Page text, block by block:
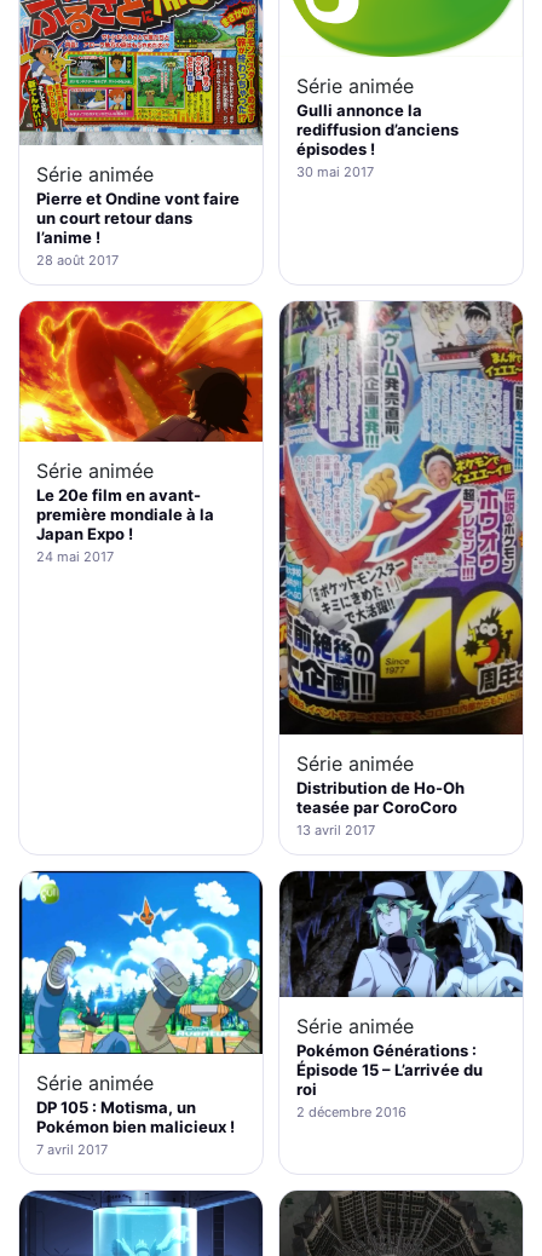
Série animée
Pierre et Ondine vont faire
un court retour dans
l’anime !
28 août 2017
Série animée
Gulli annonce la
rediffusion d’anciens
épisodes !
30 mai 2017
Série animée
Le 20e film en avant-
première mondiale à la
Japan Expo !
24 mai 2017
Série animée
Distribution de Ho-Oh
teasée par CoroCoro
13 avril 2017
Série animée
DP 105 : Motisma, un
Pokémon bien malicieux !
7 avril 2017
Série animée
Pokémon Générations :
Épisode 15 – L’arrivée du
roi
2 décembre 2016